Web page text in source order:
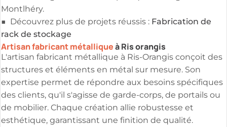
Montlhéry.
■ Découvrez plus de projets réussis : Fabrication de
rack de stockage
Artisan fabricant métalliqueà Ris orangis
L'artisan fabricant métallique à Ris-Orangis conçoit des
structures et éléments en métal sur mesure. Son
expertise permet de répondre aux besoins spécifiques
des clients, qu'il s'agisse de garde-corps, de portails ou
de mobilier. Chaque création allie robustesse et
esthétique, garantissant une finition de qualité.